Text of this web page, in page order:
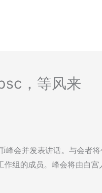
，等风来
会并发表讲话。与会者
组的成员。峰会将由白